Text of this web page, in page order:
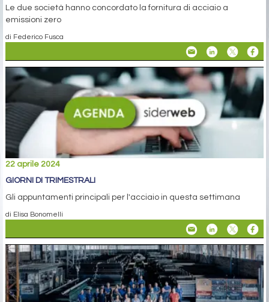
Le due società hanno concordato la fornitura di acciaio a
emissioni zero
di Federico Fusca
22 aprile 2024
GIORNI DI TRIMESTRALI
Gli appuntamenti principali per l'acciaio in questa settimana
di Elisa Bonomelli